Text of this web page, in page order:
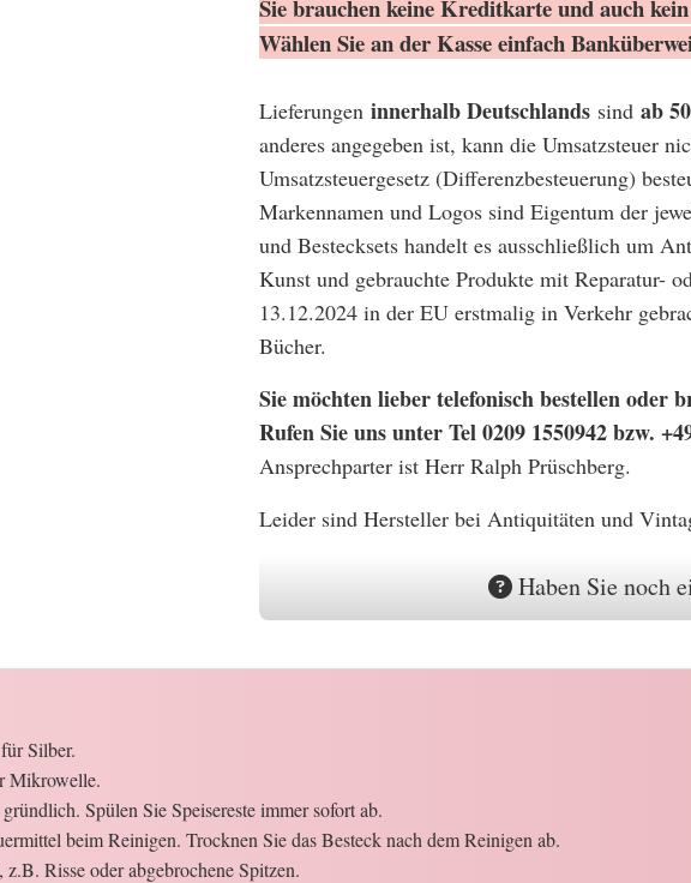
Sie brauchen keine Kreditkarte und auch
Wählen Sie an der Kasse einfach
Lieferungen innerhalb Deutschlands sind ab
anderes angegeben ist, kann die Umsatzsteuer
Umsatzsteuergesetz (Differenzbesteuerung)
Markennamen und Logos sind Eigentum der
und Bestecksets handelt es ausschließlich um
Kunst und gebrauchte Produkte mit Reparatur-
13.12.2024 in der EU erstmalig in Verkehr
Bücher.
Sie möchten lieber telefonisch bestellen oder
Rufen Sie uns unter Tel 0209 1550942 bzw.
Ansprechparter ist Herr Ralph Prüschberg.
Leider sind Hersteller bei Antiquitäten und
Haben Sie noch
Silber.
Mikrowelle.
Spülen Sie Speisereste immer sofort ab.
beim Reinigen. Trocknen Sie das Besteck nach dem Reinigen ab.
Risse oder abgebrochene Spitzen.